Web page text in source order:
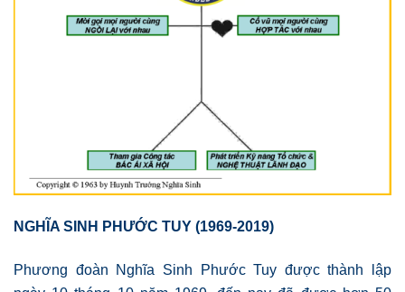
NGHĨA SINH PHƯỚC TUY (1969-2019)
Phương đoàn Nghĩa Sinh Phước Tuy được thành lập